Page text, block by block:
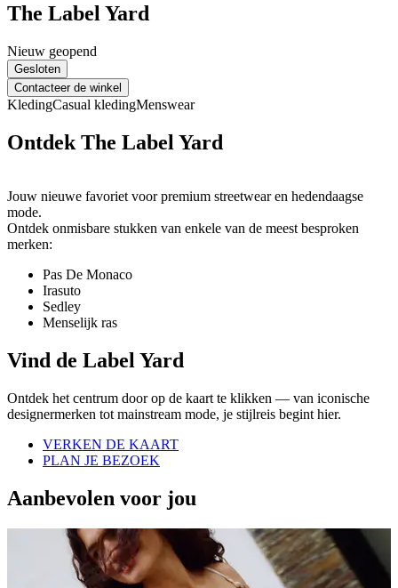
The Label Yard
Nieuw geopend
Gesloten
Contacteer de winkel
KledingCasual kledingMenswear
Ontdek The Label Yard
Jouw nieuwe favoriet voor premium streetwear en hedendaagse
mode.
Ontdek onmisbare stukken van enkele van de meest besproken
merken:
Pas De Monaco
Irasuto
Sedley
Menselijk ras
Vind de Label Yard
Ontdek het centrum door op de kaart te klikken — van iconische
designermerken tot mainstream mode, je stijlreis begint hier.
VERKEN DE KAART
PLAN JE BEZOEK
Aanbevolen voor jou